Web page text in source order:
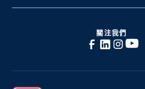
關注我們